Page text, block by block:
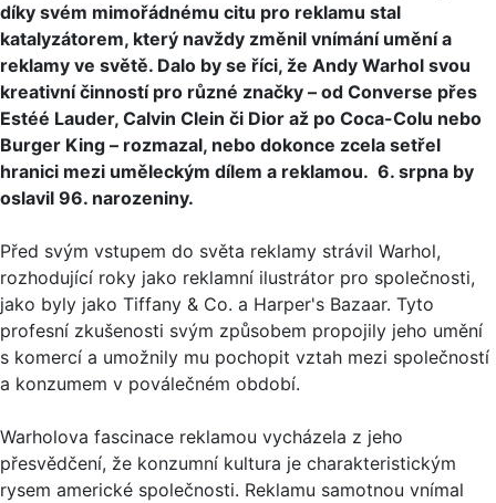
díky svém mimořádnému citu pro reklamu stal
katalyzátorem, který navždy změnil vnímání umění a
reklamy ve světě. Dalo by se říci, že Andy Warhol svou
kreativní činností pro různé značky – od Converse přes
Estéé Lauder, Calvin Clein či Dior až po Coca-Colu nebo
Burger King – rozmazal, nebo dokonce zcela setřel
hranici mezi uměleckým dílem a reklamou. 6. srpna by
oslavil 96. narozeniny.
Před svým vstupem do světa reklamy strávil Warhol,
rozhodující roky jako reklamní ilustrátor pro společnosti,
jako byly jako Tiffany & Co. a Harper's Bazaar. Tyto
profesní zkušenosti svým způsobem propojily jeho umění
s komercí a umožnily mu pochopit vztah mezi společností
a konzumem v poválečném období.
Warholova fascinace reklamou vycházela z jeho
přesvědčení, že konzumní kultura je charakteristickým
rysem americké společnosti. Reklamu samotnou vnímal